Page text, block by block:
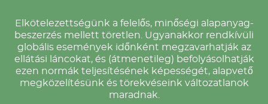
Elkötelezettségünk a felelős, minőségi alapanyag-
beszerzés mellett töretlen. Ugyanakkor rendkívüli
globális események időnként megzavarhatják az
ellátási láncokat, és (átmenetileg) befolyásolhatják
ezen normák teljesítésének képességét, alapvető
megközelítésünk és törekvéseink változatlanok
maradnak.